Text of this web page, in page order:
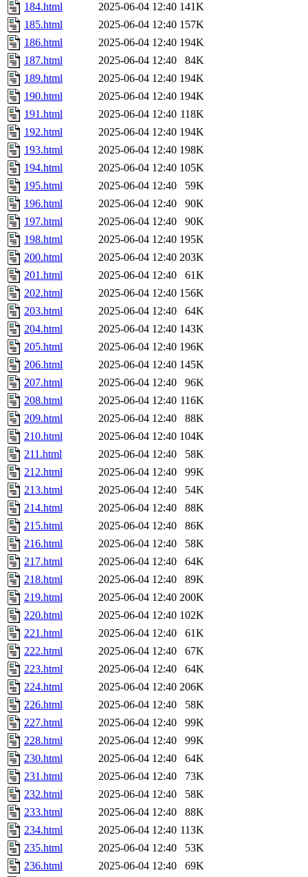
184.html
2025-06-04 12:40 141K
185.html
2025-06-04 12:40 157K
186.html
2025-06-04 12:40 194K
187.html
2025-06-04 12:40
84K
189.html
2025-06-04 12:40 194K
190.html
2025-06-04 12:40 194K
191.html
2025-06-04 12:40 118K
192.html
2025-06-04 12:40 194K
193.html
2025-06-04 12:40 198K
194.html
2025-06-04 12:40 105K
195.html
2025-06-04 12:40
59K
196.html
2025-06-04 12:40
90K
197.html
2025-06-04 12:40
90K
198.html
2025-06-04 12:40 195K
200.html
2025-06-04 12:40 203K
201.html
2025-06-04 12:40
61K
202.html
2025-06-04 12:40 156K
203.html
2025-06-04 12:40
64K
204.html
2025-06-04 12:40 143K
205.html
2025-06-04 12:40 196K
206.html
2025-06-04 12:40 145K
207.html
2025-06-04 12:40
96K
208.html
2025-06-04 12:40 116K
209.html
2025-06-04 12:40
88K
210.html
2025-06-04 12:40 104K
211.html
2025-06-04 12:40
58K
212.html
2025-06-04 12:40
99K
213.html
2025-06-04 12:40
54K
214.html
2025-06-04 12:40
88K
215.html
2025-06-04 12:40
86K
216.html
2025-06-04 12:40
58K
217.html
2025-06-04 12:40
64K
218.html
2025-06-04 12:40
89K
219.html
2025-06-04 12:40 200K
220.html
2025-06-04 12:40 102K
221.html
2025-06-04 12:40
61K
222.html
2025-06-04 12:40
67K
223.html
2025-06-04 12:40
64K
224.html
2025-06-04 12:40 206K
226.html
2025-06-04 12:40
58K
227.html
2025-06-04 12:40
99K
228.html
2025-06-04 12:40
99K
230.html
2025-06-04 12:40
64K
231.html
2025-06-04 12:40
73K
232.html
2025-06-04 12:40
58K
233.html
2025-06-04 12:40
88K
234.html
2025-06-04 12:40 113K
235.html
2025-06-04 12:40
53K
236.html
2025-06-04 12:40
69K